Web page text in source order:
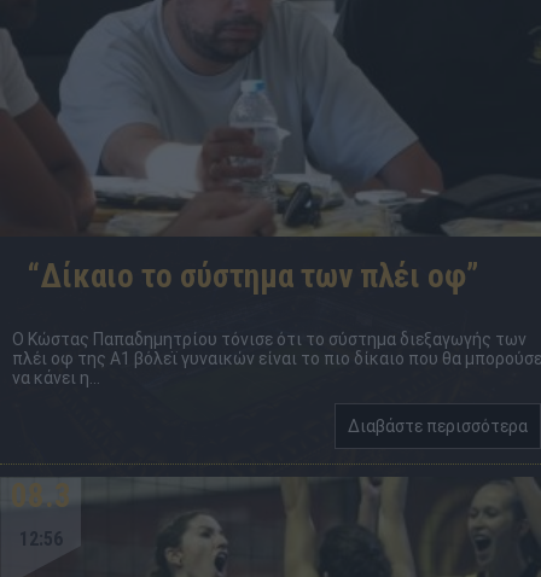
“Δίκαιο το σύστημα των πλέι οφ”
Ο Κώστας Παπαδημητρίου τόνισε ότι το σύστημα διεξαγωγής των
πλέι οφ της Α1 βόλεϊ γυναικών είναι το πιο δίκαιο που θα μπορούσε
να κάνει η...
Διαβάστε περισσότερα
08.3
12:56